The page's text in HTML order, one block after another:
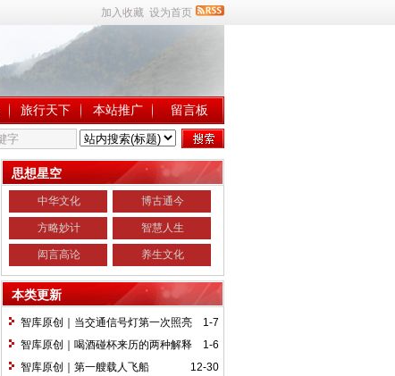
加入收藏 设为首页
旅行天下 本站推广 留言板
思想星空
中华文化 博古通今
方略妙计 智慧人生
闳言高论 养生文化
本类更新
1-7
智库原创｜当交通信号灯第一次照亮
伦敦街头的时候……
1-6
智库原创｜喝酒碰杯来历的两种解释
12-30
智库原创｜第一艘载人飞船